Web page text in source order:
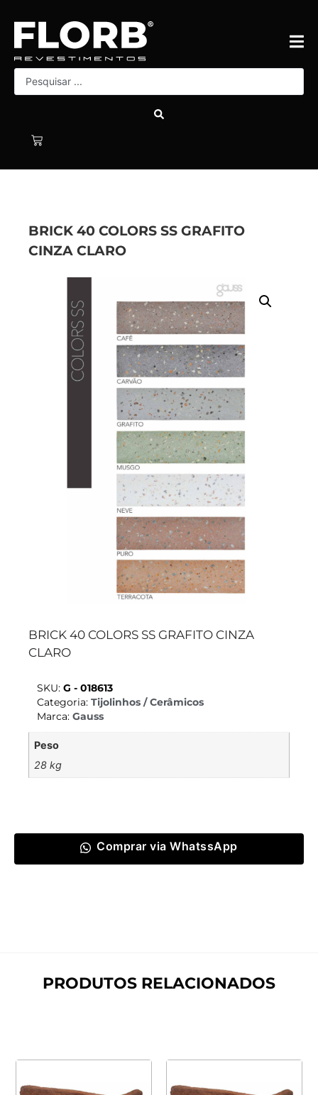
BRICK 40 COLORS SS GRAFITO
CINZA CLARO
BRICK 40 COLORS SS GRAFITO CINZA
CLARO
SKU: G - 018613
Categoria: Tijolinhos / Cerâmicos
Marca: Gauss
Peso
28 kg
Comprar via WhatssApp
PRODUTOS RELACIONADOS